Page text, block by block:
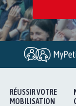
RÉUSSIR VOTRE
MOBILISATION